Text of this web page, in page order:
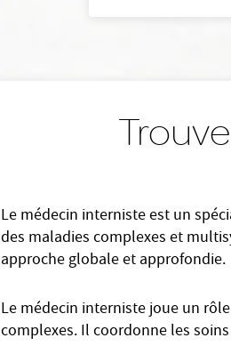
Le médecin interniste est un
des maladies complexes et
approche globale et approfondie.
Le médecin interniste joue un
complexes. Il coordonne les